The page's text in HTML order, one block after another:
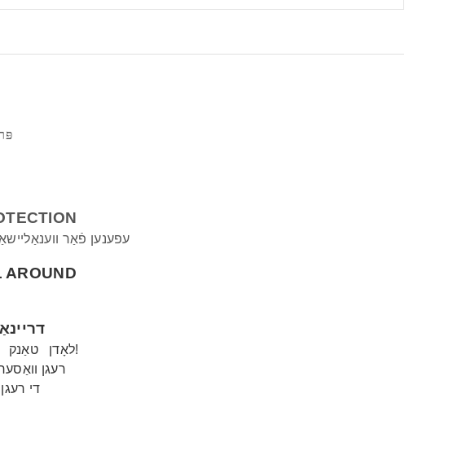
עפענען פֿאַר
AROUND
לאָדן טאַנק
פּלאַן, קענען אויך זיין געוויינט אין ריינסטאָרם טעג!
רעגן
די